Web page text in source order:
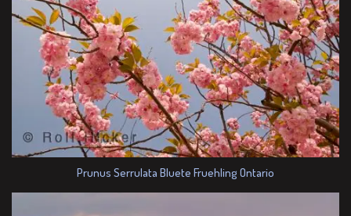
Prunus Serrulata Bluete Fruehling Ontario